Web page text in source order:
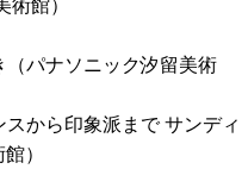
パナソニック汐留美術
から印象派まで サンディ
）